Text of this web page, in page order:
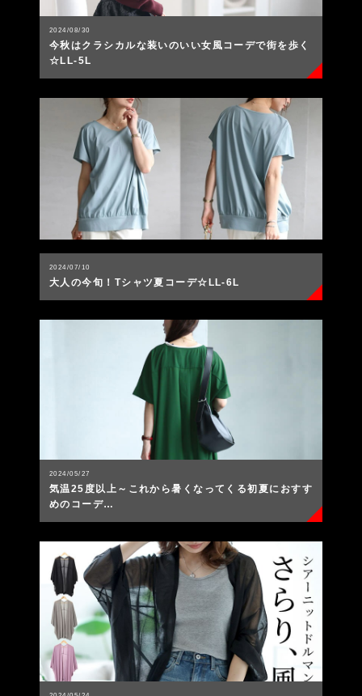
2024/08/30
今秋はクラシカルな装いのいい女風コーデで街を歩く
☆LL-5L
2024/07/10
大人の今旬！Tシャツ夏コーデ☆LL-6L
2024/05/27
気温25度以上～これから暑くなってくる初夏におすす
めのコーデ…